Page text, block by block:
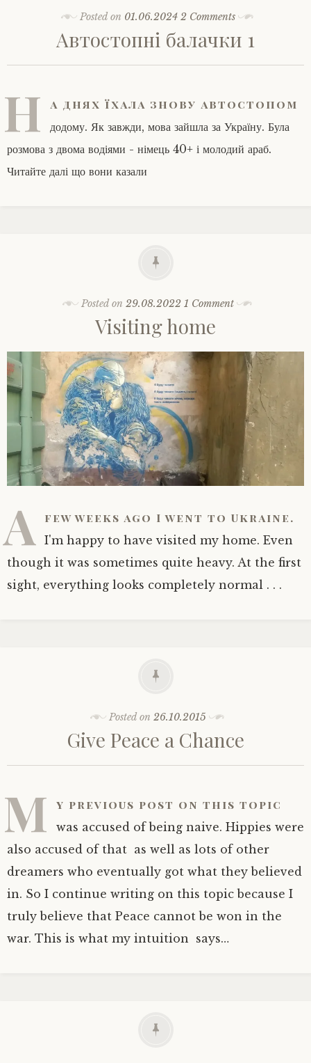
Posted on 01.06.2024 2 Comments
Автостопні балачки 1
Н а днях їхала знову автостопом
додому. Як завжди, мова зайшла за Україну. Була
розмова з двома водіями - німець 40+ і молодий араб.
Читайте далі що вони казали
Posted on29.08.2022 1 Comment
Visiting home
A few weeks ago I went to Ukraine.
I'm happy to have visited my home. Even
though it was sometimes quite heavy. At the first
sight, everything looks completely normal . . .
Posted on26.10.2015
Give Peace a Chance
M y previous post on this topic
was accused of being naive. Hippies were
also accused of that as well as lots of other
dreamers who eventually got what they believed
in. So I continue writing on this topic because I
truly believe that Peace cannot be won in the
war. This is what my intuition says…